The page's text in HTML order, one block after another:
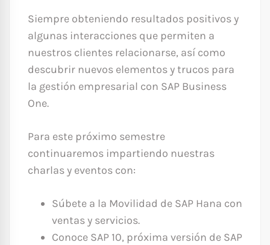
Siempre obteniendo resultados positivos y
algunas interacciones que permiten a
nuestros clientes relacionarse, así como
descubrir nuevos elementos y trucos para
la gestión empresarial con SAP Business
One.
Para este próximo semestre
continuaremos impartiendo nuestras
charlas y eventos con:
Súbete a la Movilidad de SAP Hana con
ventas y servicios.
Conoce SAP 10, próxima versión de SAP